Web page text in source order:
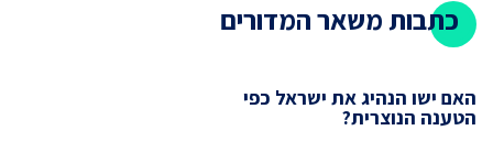
כתבות משאר המדורים
האם ישו הנהיג את ישראל כפי
הטענה הנוצרית?